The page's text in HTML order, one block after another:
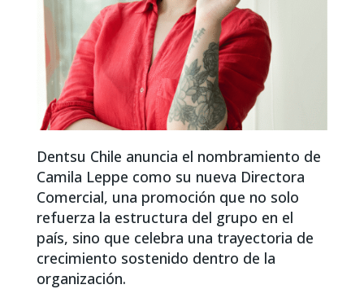
Dentsu Chile anuncia el nombramiento de
Camila Leppe como su nueva Directora
Comercial, una promoción que no solo
refuerza la estructura del grupo en el
país, sino que celebra una trayectoria de
crecimiento sostenido dentro de la
organización.